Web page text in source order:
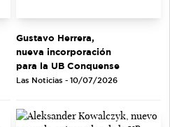
Gustavo Herrera,
nueva incorporación
para la UB Conquense
Las Noticias - 10/07/2026